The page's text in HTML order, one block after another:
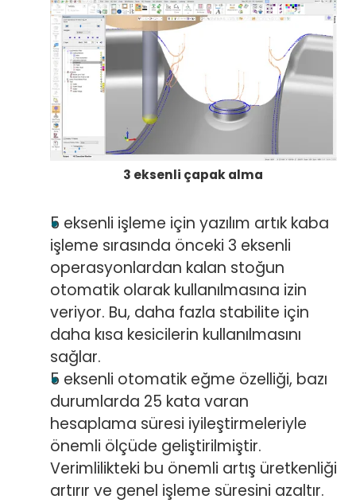
3 eksenli çapak alma
5 eksenli işleme için yazılım artık kaba
işleme sırasında önceki 3 eksenli
operasyonlardan kalan stoğun
otomatik olarak kullanılmasına izin
veriyor. Bu, daha fazla stabilite için
daha kısa kesicilerin kullanılmasını
sağlar.
5 eksenli otomatik eğme özelliği, bazı
durumlarda 25 kata varan
hesaplama süresi iyileştirmeleriyle
önemli ölçüde geliştirilmiştir.
Verimlilikteki bu önemli artış üretkenliği
artırır ve genel işleme süresini azaltır.